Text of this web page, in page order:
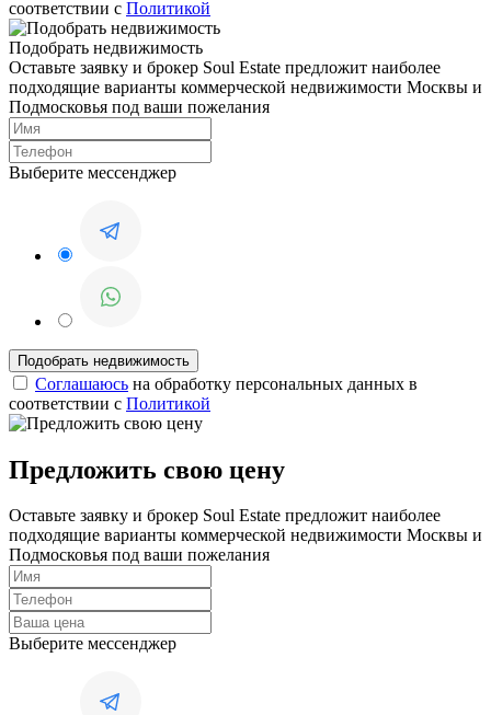
соответствии с Политикой
Подобрать недвижимость
Оставьте заявку и брокер Soul Estate предложит наиболее
подходящие варианты коммерческой недвижимости Москвы и
Подмосковья под ваши пожелания
Выберите мессенджер
Соглашаюсь на обработку персональных данных в
соответствии с Политикой
Предложить свою цену
Оставьте заявку и брокер Soul Estate предложит наиболее
подходящие варианты коммерческой недвижимости Москвы и
Подмосковья под ваши пожелания
Выберите мессенджер